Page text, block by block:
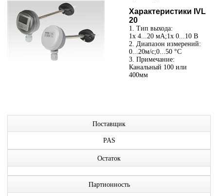
Характеристики IVL
20
1. Тип выхода:
1x 4...20 мА;1x 0...10 В
2. Диапазон измерений:
0...20м/с;0...50 °C
3. Примечание:
Канальный 100 или
400мм
Поставщик
PAS
Остаток
Партионность